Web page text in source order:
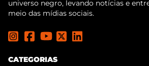
universo negro, levando notícias e
meio das mídias sociais.
CATEGORIAS